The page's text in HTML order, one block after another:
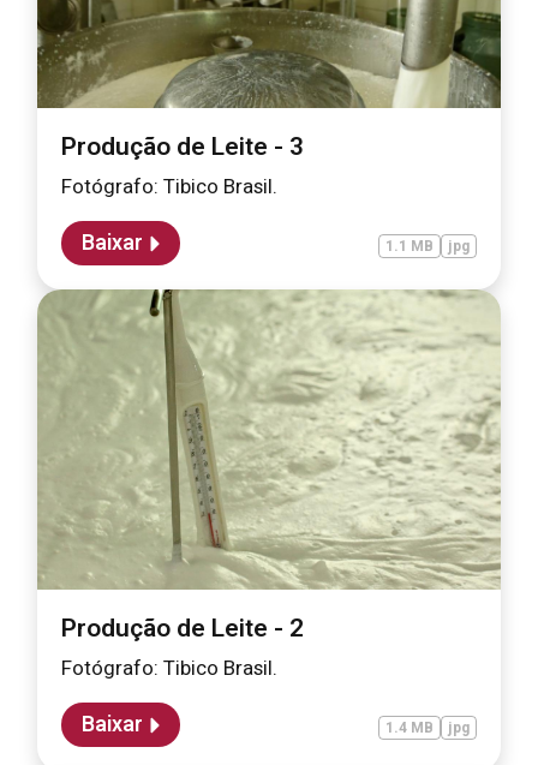
Produção de Leite - 3
Fotógrafo: Tibico Brasil.
Baixar 1.1 MB jpg
Produção de Leite - 2
Fotógrafo: Tibico Brasil.
Baixar 1.4 MB jpg